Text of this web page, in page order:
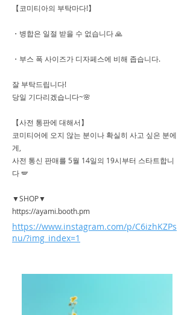
【코미티아의 부탁마다!】
・병합은 일절 받을 수 없습니다 🙏
・부스 폭 사이즈가 디자페스에 비해 좁습니다.
잘 부탁드립니다!
당일 기다리겠습니다~🌸
【사전 통판에 대해서】
코미티어에 오지 않는 분이나 확실히 사고 싶은 분에
게,
사전 통신 판매를 5월 14일의 19시부터 스타트합니
다 🪽
▼SHOP▼
https://ayami.booth.pm
https://www.instagram.com/p/C6izhKZPs
nu/?img_index=1